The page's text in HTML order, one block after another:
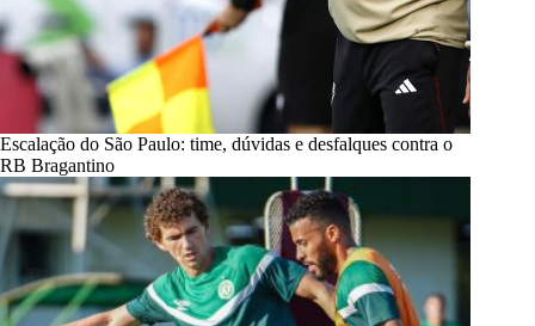
Escalação do São Paulo: time, dúvidas e desfalques contra o
RB Bragantino